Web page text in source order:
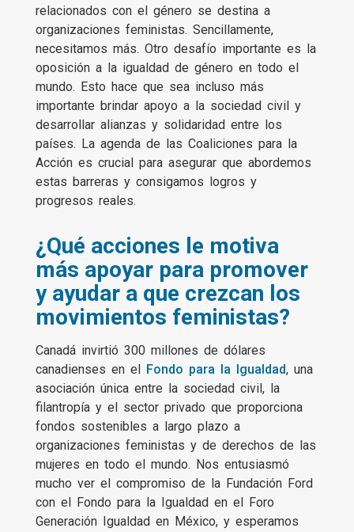
relacionados con el género se destina a
organizaciones feministas. Sencillamente,
necesitamos más. Otro desafío importante es la
oposición a la igualdad de género en todo el
mundo. Esto hace que sea incluso más
importante brindar apoyo a la sociedad civil y
desarrollar alianzas y solidaridad entre los
países. La agenda de las Coaliciones para la
Acción es crucial para asegurar que abordemos
estas barreras y consigamos logros y
progresos reales.
¿Qué acciones le motiva
más apoyar para promover
y ayudar a que crezcan los
movimientos feministas?
Canadá invirtió 300 millones de dólares
canadienses en el Fondo para la Igualdad, una
asociación única entre la sociedad civil, la
filantropía y el sector privado que proporciona
fondos sostenibles a largo plazo a
organizaciones feministas y de derechos de las
mujeres en todo el mundo. Nos entusiasmó
mucho ver el compromiso de la Fundación Ford
con el Fondo para la Igualdad en el Foro
Generación Igualdad en México, y esperamos